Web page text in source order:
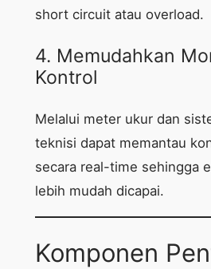
short circuit atau overload.
4. Memudahkan
Kontrol
Melalui meter ukur dan
teknisi dapat memantau
secara real-time sehingga
lebih mudah dicapai.
Komponen